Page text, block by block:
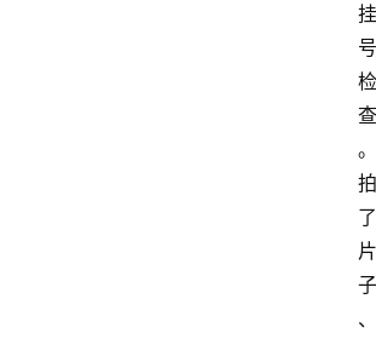
挂
号
检
查
。
拍
了
片
子
、